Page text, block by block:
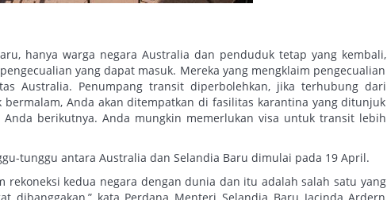
hanya warga negara Australia dan penduduk tetap yang kembali,
yang dapat masuk. Mereka yang mengklaim pengecualian
Australia. Penumpang transit diperbolehkan, jika terhubung dari
bermalam, Anda akan ditempatkan di fasilitas karantina yang ditunjuk
berikutnya. Anda mungkin memerlukan visa untuk transit lebih
tunggu antara Australia dan Selandia Baru dimulai pada 19 April.
rekoneksi kedua negara dengan dunia dan itu adalah salah satu yang